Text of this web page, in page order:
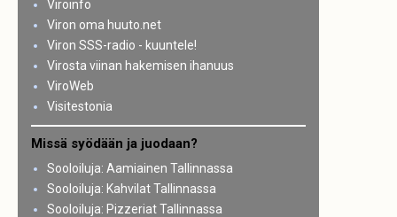
Viroinfo
Viron oma huuto.net
Viron SSS-radio - kuuntele!
Virosta viinan hakemisen ihanuus
ViroWeb
Visitestonia
Missä syödään ja juodaan?
Sooloiluja: Aamiainen Tallinnassa
Sooloiluja: Kahvilat Tallinnassa
Sooloiluja: Pizzeriat Tallinnassa